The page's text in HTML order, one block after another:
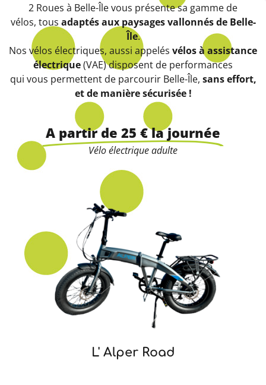
2 Roues à Belle-Île vous présente sa gamme de
vélos, tous adaptés aux paysages vallonnés de Belle-
Île.
Nos vélos électriques, aussi appelés vélos à assistance
électrique(VAE) disposent de performances
qui vous permettent de parcourir Belle-Île, sans effort,
et de manière sécurisée !
A partir de 25 € la journée
Vélo électrique adulte
L' Alper Road